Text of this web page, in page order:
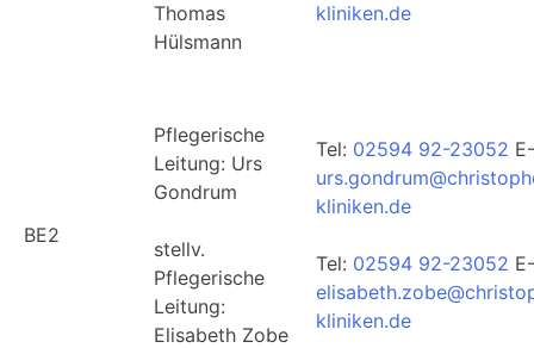
Thomas
Hülsmann
kliniken.de
BE2
Pflegerische
Leitung: Urs
Gondrum
stellv.
Pflegerische
Leitung:
Elisabeth Zobe
Tel: 02594 92-23052
kliniken.de
Tel: 02594 92-23052
kliniken.de